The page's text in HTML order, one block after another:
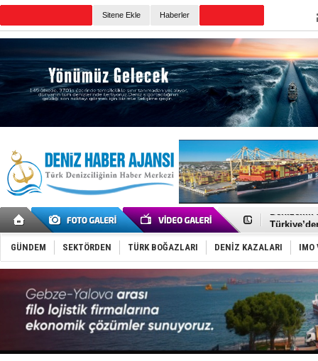
Sitene Ekle Haberler
Rusya,
Enejota
‘14.
Taksi
TÜRKLİM
SOCAR da
Dünyanın
Keşfedildi:
D-Marin,
GÜNDEM SEKTÖRDEN TÜRK BOĞAZLARI DENİZ KAZALARI IMO